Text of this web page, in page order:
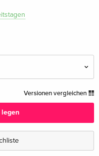
CHF 11.50
vergriffen
Versionen vergleichen
legen